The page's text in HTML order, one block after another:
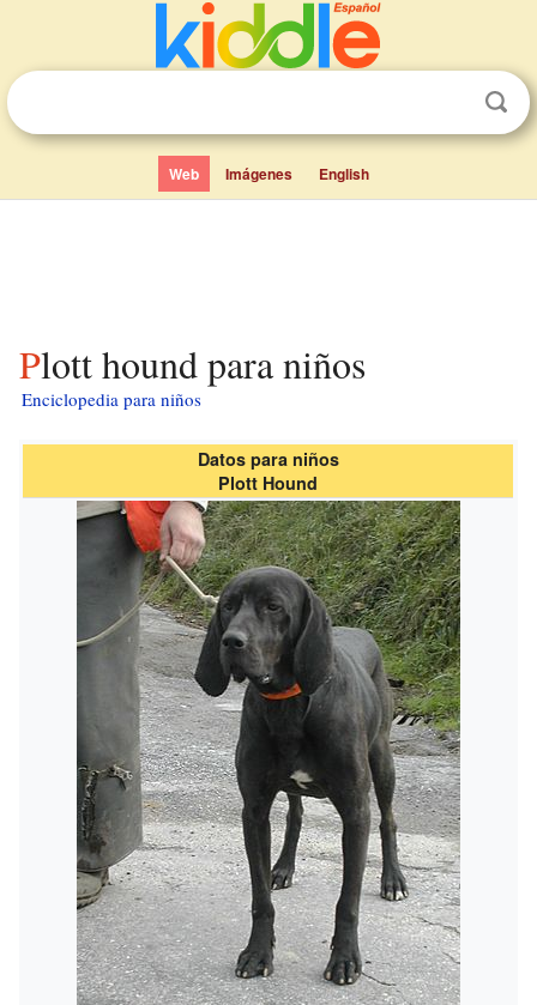
Web Imágenes English
Plott hound para niños
Enciclopedia para niños
Datos para niños
Plott Hound